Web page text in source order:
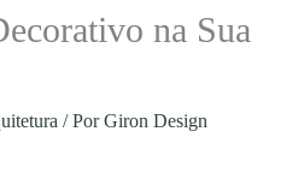
na Sua
/ PorGiron Design